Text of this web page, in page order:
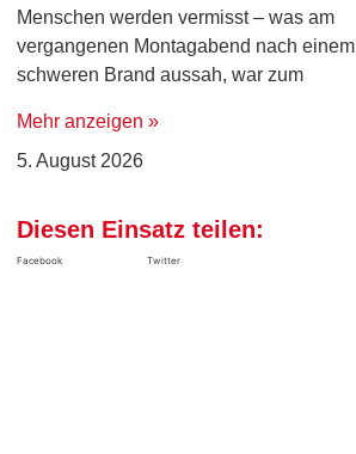
Menschen werden vermisst – was am
vergangenen Montagabend nach einem
schweren Brand aussah, war zum
Mehr anzeigen »
5. August 2026
Diesen Einsatz teilen:
Facebook Twitter